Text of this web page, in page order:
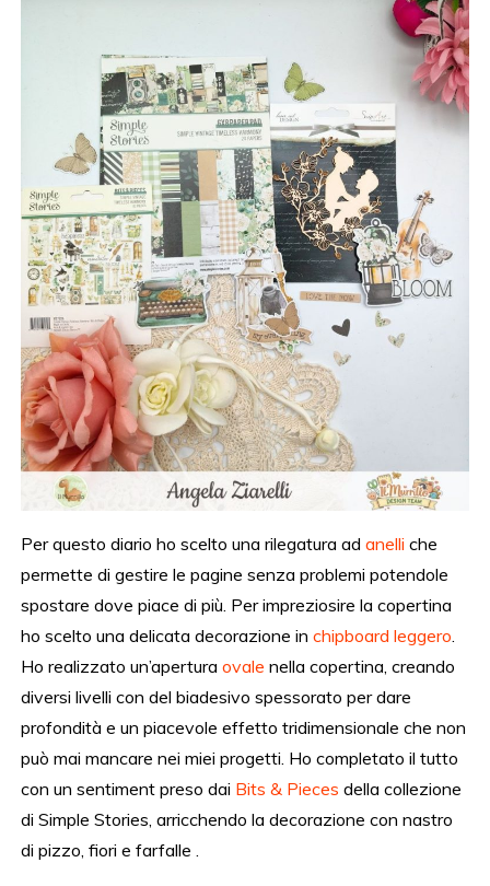
Per questo diario ho scelto una rilegatura adanelli che
permette di gestire le pagine senza problemi potendole
spostare dove piace di più. Per impreziosire la copertina
ho scelto una delicata decorazione inchipboard leggero.
Ho realizzato un’aperturaovale nella copertina, creando
diversi livelli con del biadesivo spessorato per dare
profondità e un piacevole effetto tridimensionale che non
può mai mancare nei miei progetti. Ho completato il tutto
con un sentiment preso dai Bits & Pieces della collezione
di Simple Stories, arricchendo la decorazione con nastro
di pizzo, fiori e farfalle .